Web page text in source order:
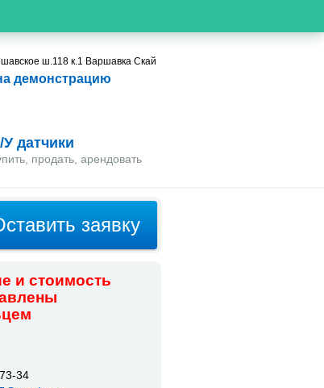
ш.118 к.1 Варшавка Скай
демонстрацию
У датчики
продать, арендовать
заявку
и стоимость
34